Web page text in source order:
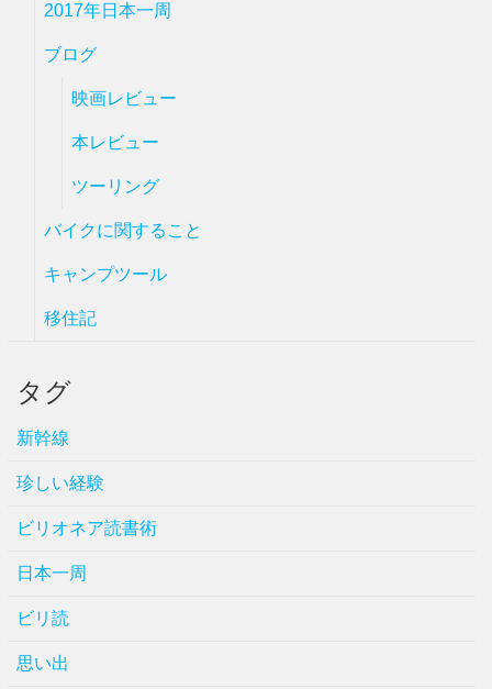
2017年日本一周
ブログ
映画レビュー
本レビュー
ツーリング
バイクに関すること
キャンプツール
移住記
タグ
新幹線
珍しい経験
ビリオネア読書術
日本一周
ビリ読
思い出